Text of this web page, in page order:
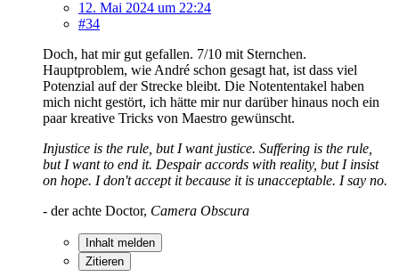
12. Mai 2024 um 22:24
#34
Doch, hat mir gut gefallen. 7/10 mit Sternchen.
Hauptproblem, wie André schon gesagt hat, ist dass viel
Potenzial auf der Strecke bleibt. Die Notententakel haben
mich nicht gestört, ich hätte mir nur darüber hinaus noch ein
paar kreative Tricks von Maestro gewünscht.
Injustice is the rule, but I want justice. Suffering is the rule,
but I want to end it. Despair accords with reality, but I insist
on hope. I don't accept it because it is unacceptable. I say no.
- der achte Doctor, Camera Obscura
Inhalt melden
Zitieren